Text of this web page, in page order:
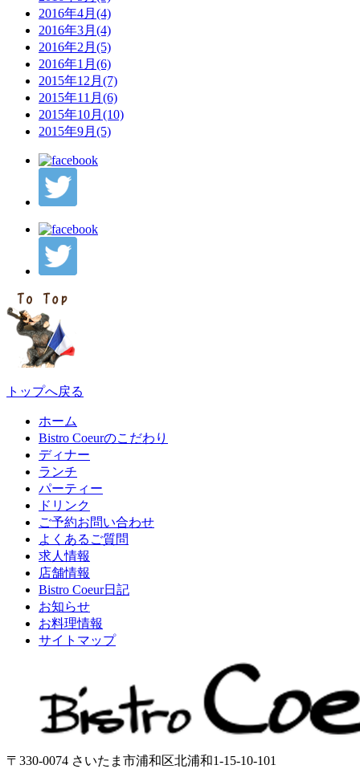
2016年4月(4)
2016年3月(4)
2016年2月(5)
2016年1月(6)
2015年12月(7)
2015年11月(6)
2015年10月(10)
2015年9月(5)
トップへ戻る
ホーム
Bistro Coeurのこだわり
ディナー
ランチ
パーティー
ドリンク
ご予約お問い合わせ
よくあるご質問
求人情報
店舗情報
Bistro Coeur日記
お知らせ
お料理情報
サイトマップ
〒330-0074 さいたま市浦和区北浦和1-15-10-101